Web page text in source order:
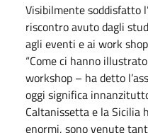
Visibilmente soddisfatto
riscontro avuto dagli
agli eventi e ai work
“Come ci hanno
workshop – ha detto
oggi significa
Caltanissetta e la Sicilia
enormi, sono venute